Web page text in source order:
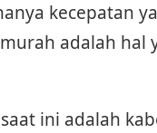
kecepatan
adalah hal
ini adalah